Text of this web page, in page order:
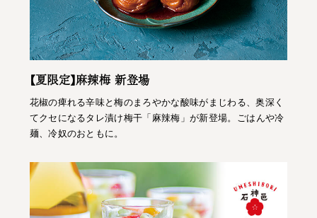
【夏限定】麻辣梅 新登場
花椒の痺れる辛味と梅のまろやかな酸味がまじわる、奥深く
てクセになるタレ漬け梅干「麻辣梅」が新登場。ごはんや冷
麺、冷奴のおともに。